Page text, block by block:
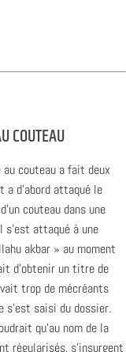
COUTEAU
au couteau a fait deux
a d’abord attaqué le
couteau dans une
attaqué à une
akbar » au moment
d’obtenir un titre de
trop de mécréants
saisi du dossier.
qu’au nom de la
régularisés, s’insurgent